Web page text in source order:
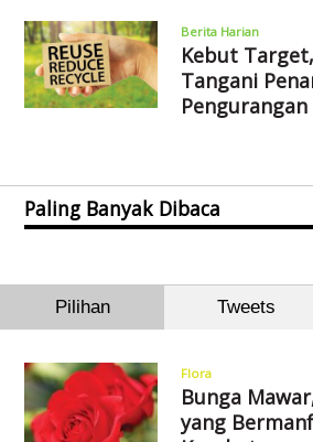
Berita Harian
Kebut
Tangani
Paling Banyak Dibaca
Pilihan Tweets
Flora
Bunga
yang